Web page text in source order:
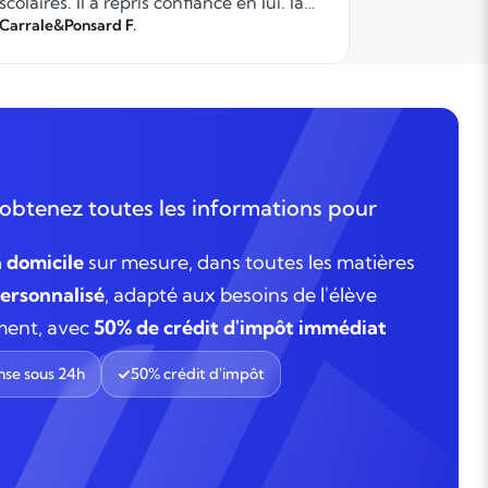
communivation était facile et
Carrale&Ponsard F.
cours
toutes les informations pour
domicile sur mesure, dans toutes les matières
, adapté aux besoins de l'élève
avec50% de crédit d'impôt immédiat
sous 24h 50% crédit d'impôt